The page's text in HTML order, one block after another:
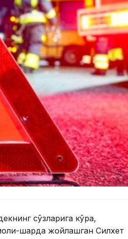
сўзларига кўра,
шарқда жойлашган Силхет